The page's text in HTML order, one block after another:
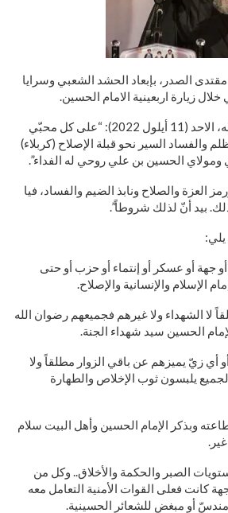
الصدر، بإبعاد الحشد الشعبي وسرايا
زيارة اربعينية الامام الحسين.
وكتب الصدر في تغريدة له، الاحد (11 أيلول 2022): “على كل محبّي
والفساد السير نحو قبلة الإصلاح (كربلاء)
ومولاي الحسين بن علي روحي له الفداء”.
العزة والصلاح ونابذ الضيم والفساد، فيا
ذلك. بيد أنّ لذلك شروطاً”.
أو جهة أو عسكر أو إنتماء أو حزب أو حتى
الإسلام والإنسانية والإصلاح.
لا الشهداء ولا غيرهم فجميعهم رضوان الله
الحسين سيد شهداء الجنة.
أو أي زيّ يميزهم عن باقي الزوار مطلقاً ولا
يلبسون ثوب الإخلاص والطهارة
وبذكر الإمام الحسين وأهل البيت سلام
الصبر والحكمة والأخلاق.. وكل من
كانت فعلى القوات الأمنية التعامل معه
مندسّ أو مبغض للشعائر الحسينية.